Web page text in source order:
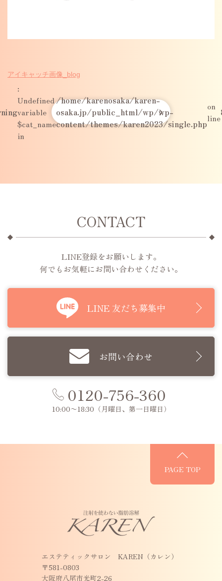
アイキャッチ画像_blog
:
Undefined
variable
$cat_name
in
/home/karenosaka/karen-
osaka.jp/public_html/wp/wp-
content/themes/karen2023/single.php
on
line
CONTACT
LINE登録をお願いします。
何でもお気軽にお問い合わせください。
LINE 友だち募集中
お問い合わせ
0120-756-360
10:00〜18:30 （月曜日、第一日曜日）
PAGE TOP
エステティックサロン KAREN（カレン）
〒581-0803
大阪府八尾市光町2-26